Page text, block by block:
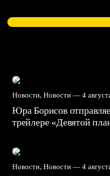
Новости, Новости — 4
Юра Борисов
трейлере «Девятой
Новости, Новости — 4